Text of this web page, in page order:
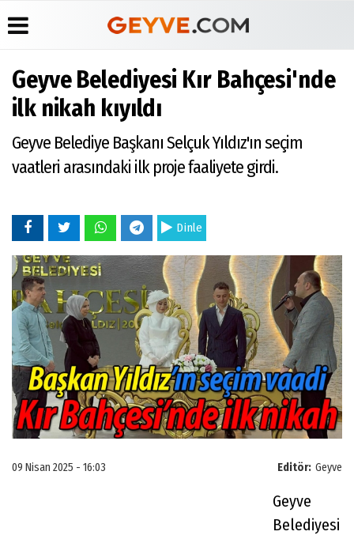
Üye Paneli
Haber
Haberleri
Anketler
Biyografiler
Video
Galeri
Foto
Medyabar.com
Künye
İletişim
Geyve Belediyesi Kır Bahçesi'nde
ilk nikah kıyıldı
Geyve Belediye Başkanı Selçuk Yıldız'ın seçim
vaatleri arasındaki ilk proje faaliyete girdi.
Dinle
Editör: Geyve
09 Nisan 2025 - 16:03
Geyve
Belediyesi